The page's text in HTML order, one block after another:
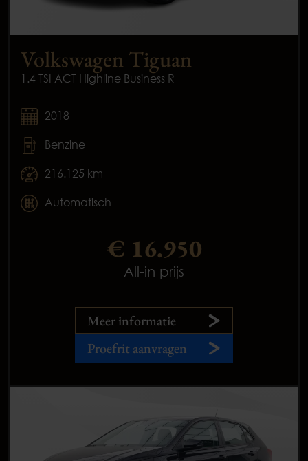
Volkswagen Tiguan
1.4 TSI ACT Highline Business R
2018
Benzine
216.125 km
Automatisch
€ 16.950
All-in prijs
Meer informatie
Proefrit aanvragen